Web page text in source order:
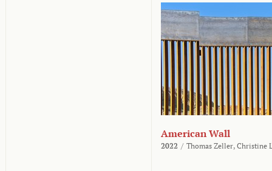
American Wall
2022 / Thomas Zeller, Christine